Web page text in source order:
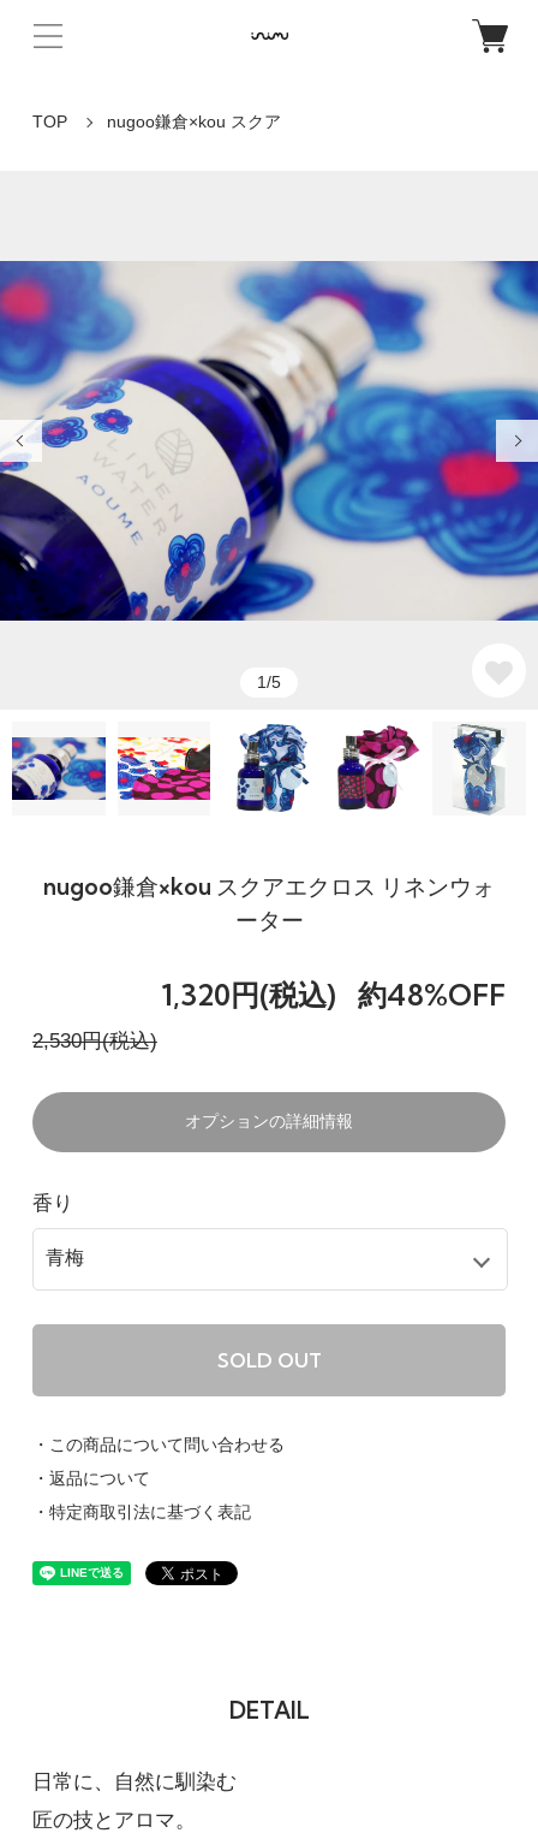
TOP nugoo鎌倉×kou スクア
1/5
nugoo鎌倉×kou スクアエクロス リネンウォ
ーター
1,320円(税込) 約48%OFF
2,530円(税込)
オプションの詳細情報
香り
SOLD OUT
・この商品について問い合わせる
・返品について
・特定商取引法に基づく表記
DETAIL
日常に、自然に馴染む
匠の技とアロマ。